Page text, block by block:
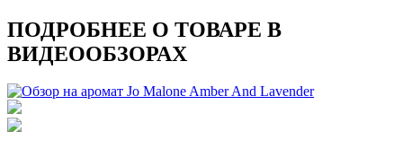
ПОДРОБНЕЕ О ТОВАРЕ В
ВИДЕООБЗОРАХ